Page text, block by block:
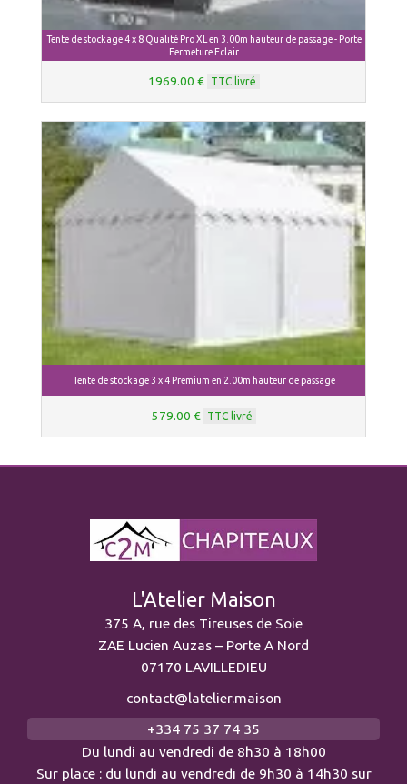
Tente de stockage 4 x 8 Qualité Pro XL en 3.00m hauteur de passage - Porte
Fermeture Eclair
1969.00 € TTC livré
Tente de stockage 3 x 4 Premium en 2.00m hauteur de passage
579.00 € TTC livré
L'Atelier Maison
375 A, rue des Tireuses de Soie
ZAE Lucien Auzas – Porte A Nord
07170 LAVILLEDIEU
contact@latelier.maison
+334 75 37 74 35
Du lundi au vendredi de 8h30 à 18h00
Sur place : du lundi au vendredi de 9h30 à 14h30 sur